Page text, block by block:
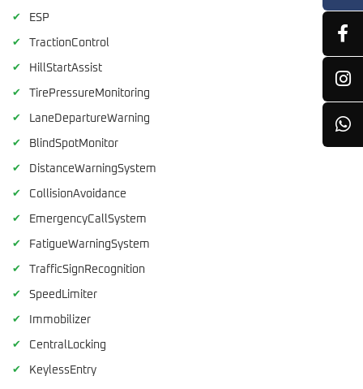
✔ ESP
✔ TractionControl
✔ HillStartAssist
✔ TirePressureMonitoring
✔ LaneDepartureWarning
✔ BlindSpotMonitor
✔ DistanceWarningSystem
✔ CollisionAvoidance
✔ EmergencyCallSystem
✔ FatigueWarningSystem
✔ TrafficSignRecognition
✔ SpeedLimiter
✔ Immobilizer
✔ CentralLocking
✔ KeylessEntry